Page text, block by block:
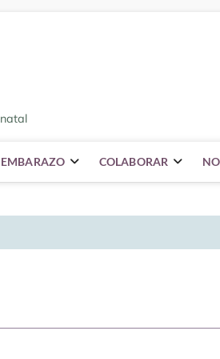
EMBARAZO COLABORAR